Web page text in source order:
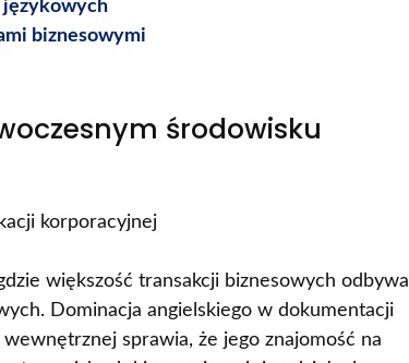
biznesowymi
środowisku
korporacyjnej
większość transakcji biznesowych odbywa
Dominacja angielskiego w dokumentacji
sprawia, że jego znajomość na